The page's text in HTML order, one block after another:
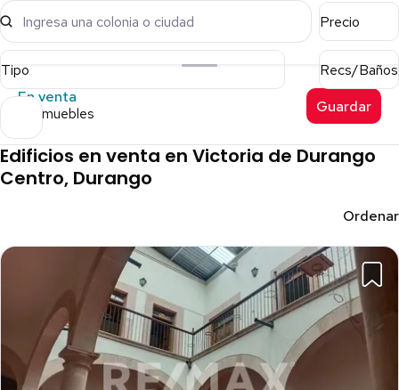
Ingresa una colonia o ciudad Precio
Tipo
Recs/Baños
En venta
15 inmuebles Guardar
Edificios en venta en Victoria de Durango
Centro, Durango
Ordenar